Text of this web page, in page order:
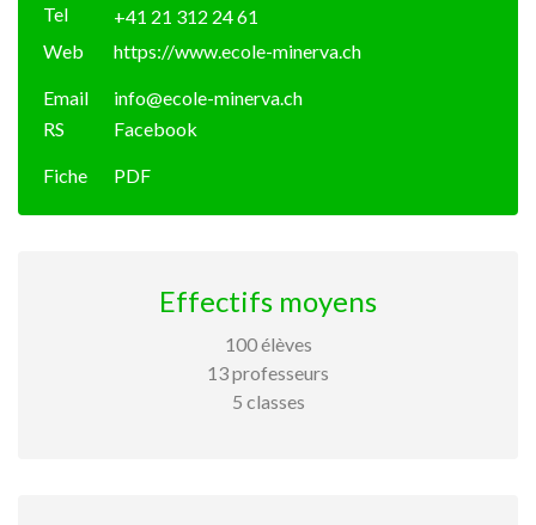
Tel
+41 21 312 24 61
Web
https://www.ecole-minerva.ch
Email
info@ecole-minerva.ch
RS
Facebook
Fiche PDF
Effectifs moyens
100 élèves
13 professeurs
5 classes